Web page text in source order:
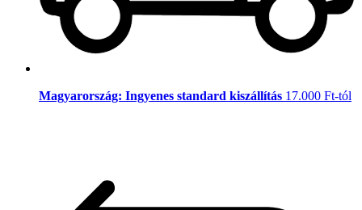
Magyarország: Ingyenes standard kiszállítás 17.000 Ft-tól